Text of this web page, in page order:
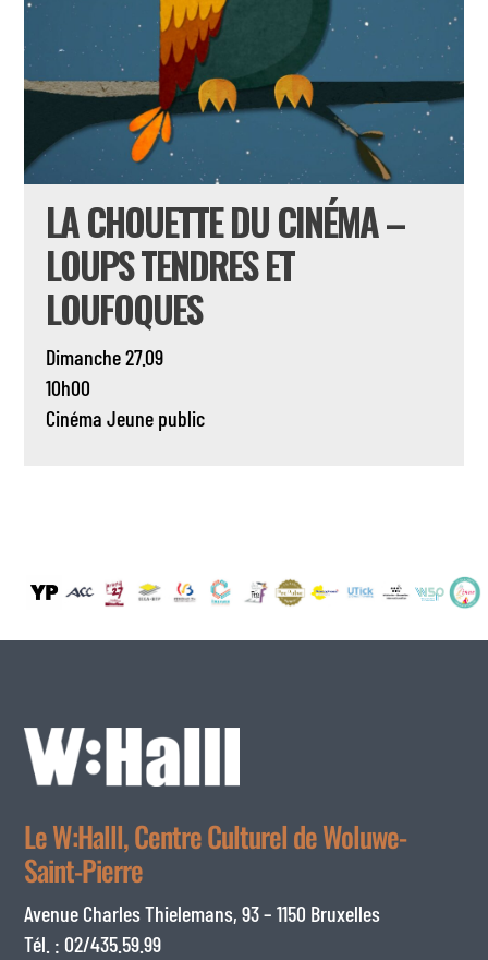
LA CHOUETTE DU CINÉMA –
LOUPS TENDRES ET
LOUFOQUES
Dimanche 27.09
10h00
Cinéma Jeune public
Le W:Halll, Centre Culturel de Woluwe-
Saint-Pierre
Avenue Charles Thielemans, 93 – 1150 Bruxelles
Tél. : 02/435.59.99